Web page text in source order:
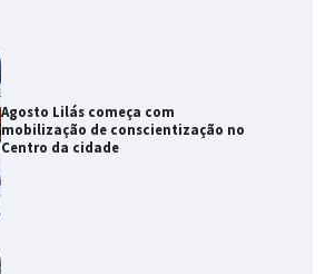
Agosto Lilás começa com
mobilização de conscientização no
Centro da cidade